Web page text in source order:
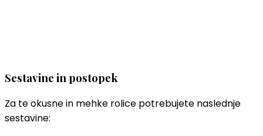
Sestavine in postopek
Za te okusne in mehke rolice potrebujete naslednje
sestavine: